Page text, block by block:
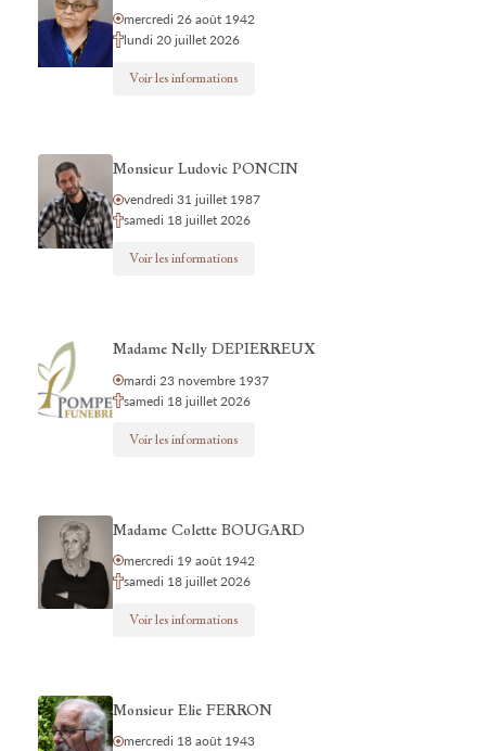
mercredi 26 août 1942
lundi 20 juillet 2026
Voir les informations
Monsieur Ludovic PONCIN
vendredi 31 juillet 1987
samedi 18 juillet 2026
Voir les informations
Madame Nelly DEPIERREUX
mardi 23 novembre 1937
samedi 18 juillet 2026
Voir les informations
Madame Colette BOUGARD
mercredi 19 août 1942
samedi 18 juillet 2026
Voir les informations
Monsieur Elie FERRON
mercredi 18 août 1943